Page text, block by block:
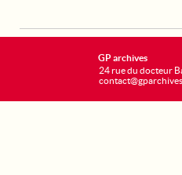
GP archives
24 rue du docteur